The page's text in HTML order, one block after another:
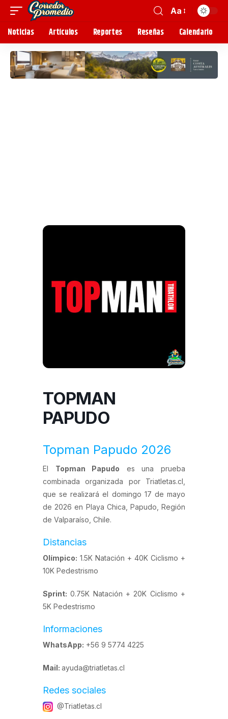
Aa
Noticias Artículos Reportes Reseñas Calendario
TOPMAN
PAPUDO
Topman Papudo 2026
El Topman Papudo es una prueba
combinada organizada por Triatletas.cl,
que se realizará el domingo 17 de mayo
de 2026 en Playa Chica, Papudo, Región
de Valparaíso, Chile.
Distancias
Olímpico: 1.5K Natación + 40K Ciclismo +
10K Pedestrismo
Sprint: 0.75K Natación + 20K Ciclismo +
5K Pedestrismo
Informaciones
WhatsApp: +56 9 5774 4225
Mail: ayuda@triatletas.cl
Redes sociales
@Triatletas.cl